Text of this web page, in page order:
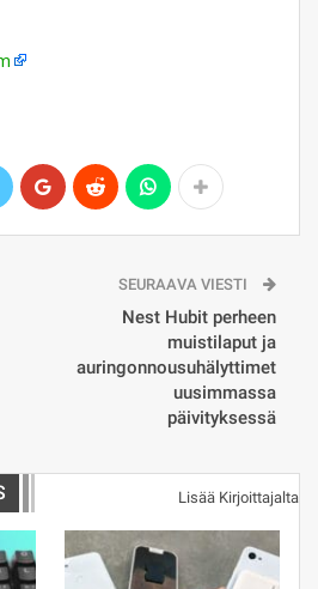
SEURAAVA VIESTI
Nest Hubit perheen
muistilaput ja
auringonnousuhälyttimet
uusimmassa
päivityksessä
Lisää Kirjoittajalta